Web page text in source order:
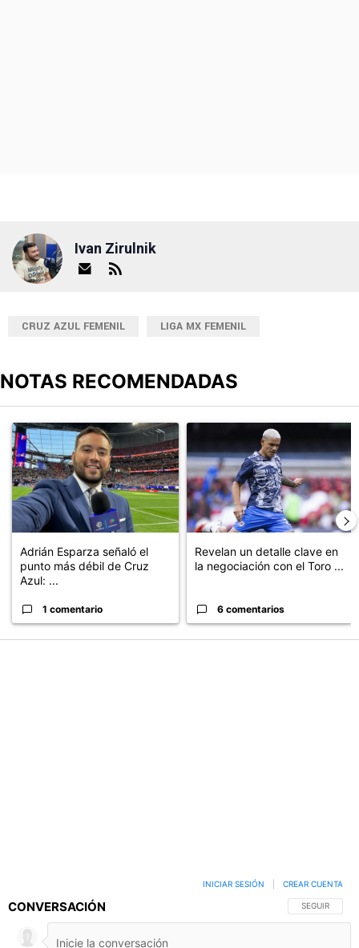
Ivan Zirulnik
CRUZ AZUL FEMENIL LIGA MX FEMENIL
NOTAS RECOMENDADAS
Un artículo de tendencia con el título "Adrián Esparza señaló el
Adrián Esparza señaló el
punto más débil de Cruz
Azul: ...
1 comentario
Un artículo de tendencia con
Revelan un detalle clave en
la negociación con el Toro ...
6 comentarios
CONVERSACIÓN SIGA ESTA
SEGUIR
INICIAR SESIÓN CREAR CUENTA